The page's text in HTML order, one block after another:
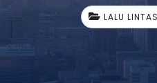
LALU LINTAS